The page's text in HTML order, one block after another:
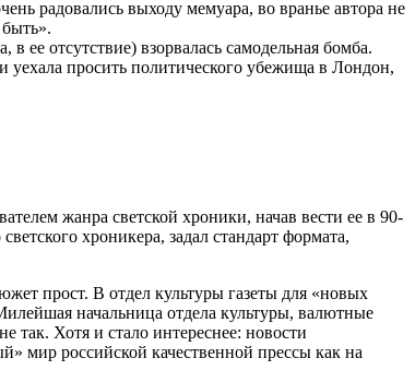
радовались выходу мемуара, во вранье автора не
ее отсутствие) взорвалась самодельная бомба.
просить политического убежища в Лондон,
жанра светской хроники, начав вести ее в 90-
хроникера, задал стандарт формата,
прост. В отдел культуры газеты для «новых
начальница отдела культуры, валютные
так. Хотя и стало интереснее: новости
мир российской качественной прессы как на